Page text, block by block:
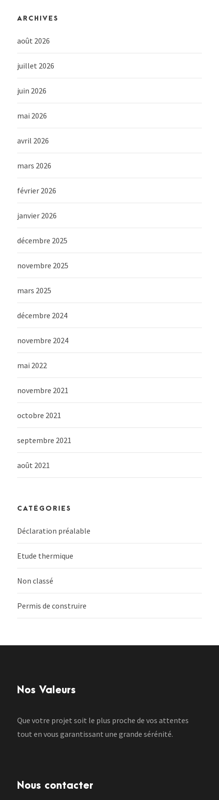
ARCHIVES
août 2026
juillet 2026
juin 2026
mai 2026
avril 2026
mars 2026
février 2026
janvier 2026
décembre 2025
novembre 2025
mars 2025
décembre 2024
novembre 2024
mai 2022
novembre 2021
octobre 2021
septembre 2021
août 2021
CATÉGORIES
Déclaration préalable
Etude thermique
Non classé
Permis de construire
Nos Valeurs
Que votre projet soit le plus proche de vos attentes
tout en vous garantissant une grande sérénité.
Nous contacter